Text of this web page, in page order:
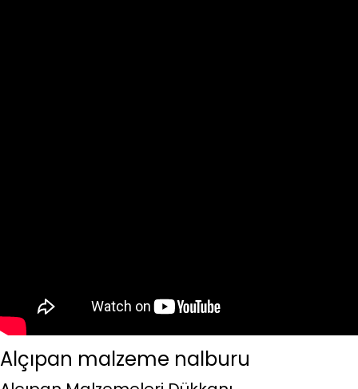
Alçıpan malzeme nalburu